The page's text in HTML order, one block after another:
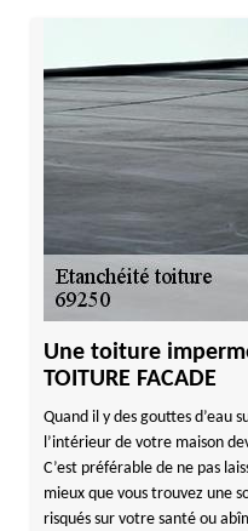
Une toiture
TOITURE FACADE
Quand il y des gouttes d’eau
l’intérieur de votre maison
C’est préférable de ne pas
mieux que vous trouvez une
risqués sur votre santé ou